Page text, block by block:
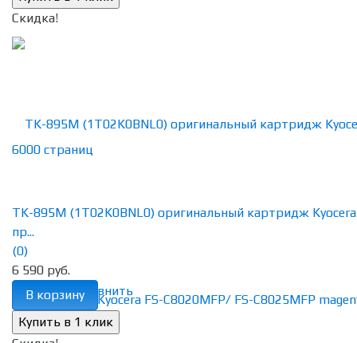
Скидка!
избранное сравнить
TK-895M (1T02K0BNL0) оригинальный картридж
пр...
(0)
6 590 руб.
В корзину